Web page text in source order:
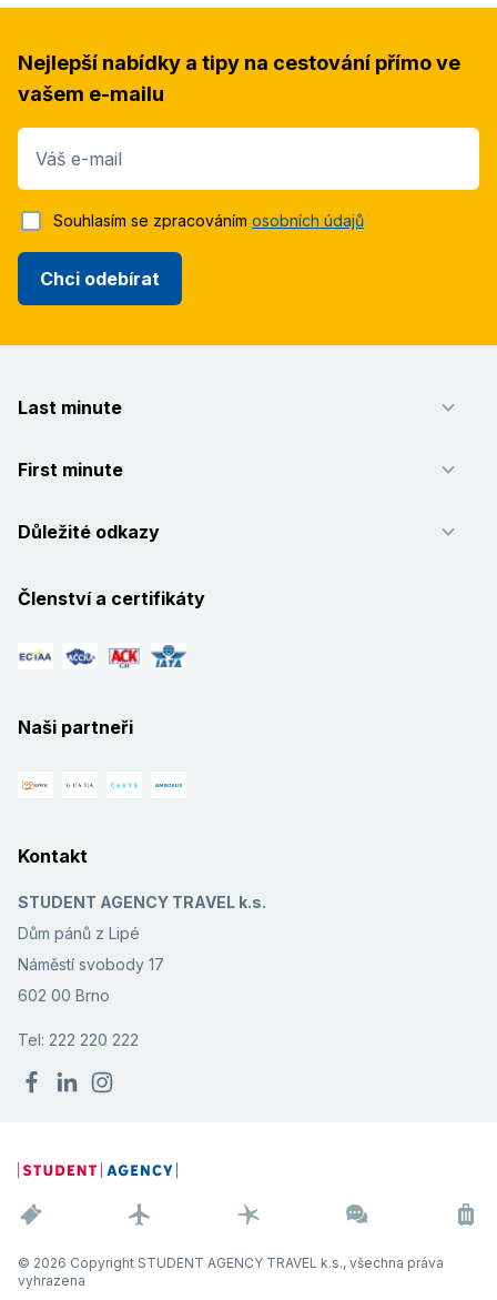
Nejlepší nabídky a tipy na cestování přímo ve
vašem e-mailu
Váš e-mail
Chci odebírat
Souhlasím se zpracováním osobních údajů
Last minute
First minute
Důležité odkazy
Členství a certifikáty
Naši partneři
Kontakt
STUDENT AGENCY TRAVEL k.s.
Dům pánů z Lipé
Náměstí svobody 17
602 00 Brno
Tel: 222 220 222
© 2026 Copyright STUDENT AGENCY TRAVEL k.s., všechna práva
vyhrazena